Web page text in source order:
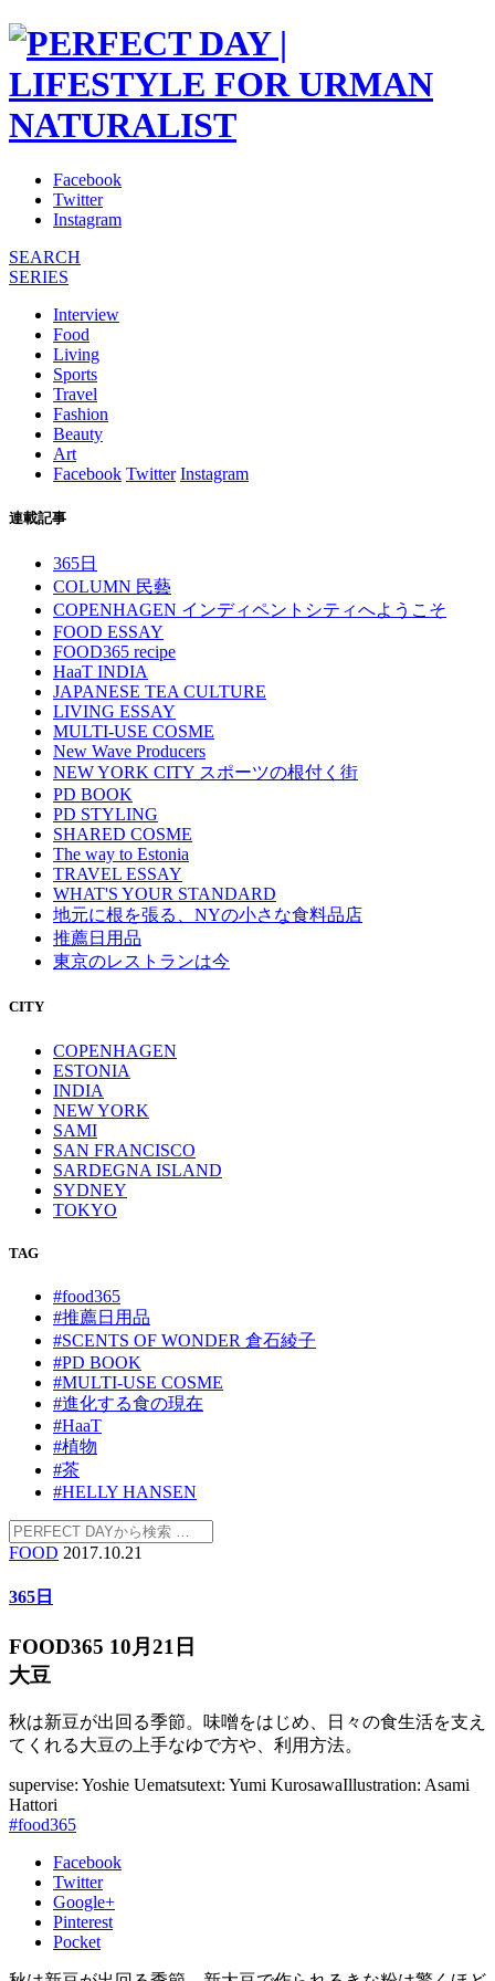
Facebook
Twitter
Instagram
SEARCH
SERIES
Interview
Food
Living
Sports
Travel
Fashion
Beauty
Art
Facebook Twitter Instagram
連載記事
365日
COLUMN 民藝
COPENHAGEN インディペントシティへようこそ
FOOD ESSAY
FOOD365 recipe
HaaT INDIA
JAPANESE TEA CULTURE
LIVING ESSAY
MULTI-USE COSME
New Wave Producers
NEW YORK CITY スポーツの根付く街
PD BOOK
PD STYLING
SHARED COSME
The way to Estonia
TRAVEL ESSAY
WHAT'S YOUR STANDARD
地元に根を張る、NYの小さな食料品店
推薦日用品
東京のレストランは今
CITY
COPENHAGEN
ESTONIA
INDIA
NEW YORK
SAMI
SAN FRANCISCO
SARDEGNA ISLAND
SYDNEY
TOKYO
TAG
#food365
#推薦日用品
#SCENTS OF WONDER 倉石綾子
#PD BOOK
#MULTI-USE COSME
#進化する食の現在
#HaaT
#植物
#茶
#HELLY HANSEN
FOOD 2017.10.21
365日
FOOD365 10月21日
大豆
秋は新豆が出回る季節。味噌をはじめ、日々の食生活を支え
てくれる大豆の上手なゆで方や、利用方法。
supervise: Yoshie Uematsutext: Yumi KurosawaIllustration: Asami
Hattori
#food365
Facebook
Twitter
Google+
Pinterest
Pocket